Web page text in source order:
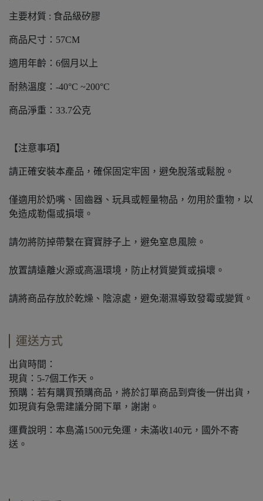
主要材質 : 食品級矽膠
商品尺寸：57CM
適用年齡：6個月以上
耐熱溫度：-40°C ~200°C
商品淨重：33.7公克
【注意事項】
請正確安裝本產品，確保固定牢固，避免脫落或鬆脫。
僅適用於奶嘴、固齒器、玩具或輕量物品，勿用於重物，以
免造成勒傷或損壞。
請勿將防掉帶繫在寶寶脖子上，避免窒息風險。
放置請遠離火源或高溫環境，防止材質變質或損壞。
請將商品存放於乾燥、陰涼處，避免潮濕導致發霉或變質。
運送方式
出貨時間：
現貨：5-7個工作天。
預購：若有購買預購商品，將於訂單商品到齊後一併出貨，
如現貨有急需建議分開下單，謝謝。
運費說明：本島滿1500元免運，未滿收140元，國外不寄
送。